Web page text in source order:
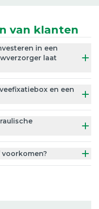
van klanten
in een
laat
en een